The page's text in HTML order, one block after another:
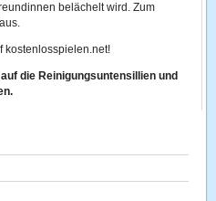
belächelt wird. Zum
kostenlosspielen.net!
die Reinigungsuntensillien und